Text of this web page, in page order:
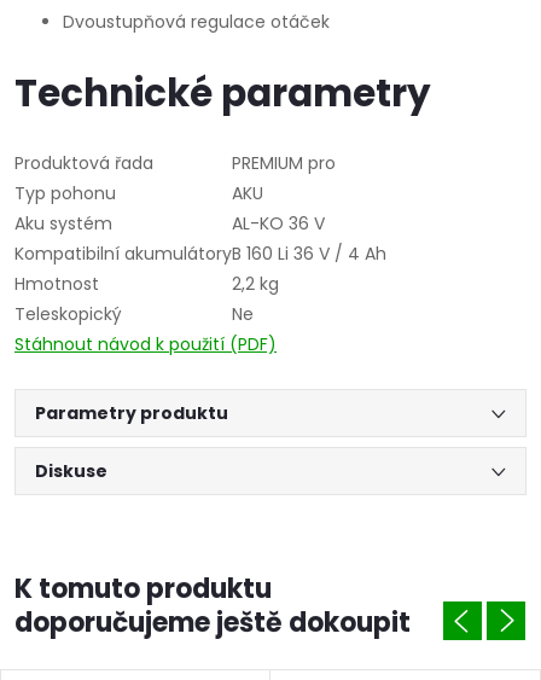
Dvoustupňová regulace otáček
Technické parametry
Produktová řada
PREMIUM pro
Typ pohonu
AKU
Aku systém
AL-KO 36 V
Kompatibilní akumulátoryB 160 Li 36 V / 4 Ah
Hmotnost
2,2 kg
Teleskopický
Ne
Stáhnout návod k použití (PDF)
Parametry produktu
Diskuse
K tomuto produktu
doporučujeme ještě dokoupit